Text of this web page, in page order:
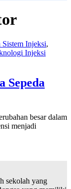
Injeksi,
Injeksi
Sepeda
besar dalam
menjadi
sekolah yang